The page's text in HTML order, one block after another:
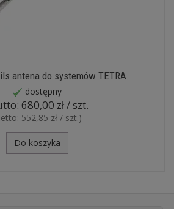
antena do systemów TETRA
dostępny
680,00 zł / szt.
552,85 zł / szt.)
Do koszyka